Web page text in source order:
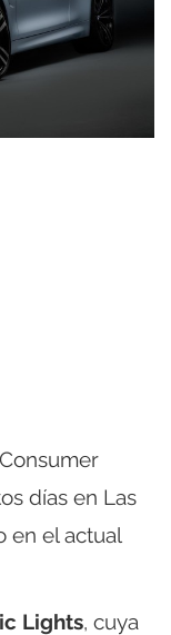
días en Las
en el actual
Lights, cuya